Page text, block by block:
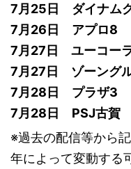
7月25日 ダイナム
7月26日 アプロ8
7月27日 ユーコー
7月27日 ゾーング
7月28日 プラザ3
7月28日 PSJ古賀
※過去の配信等から
年によって変動する